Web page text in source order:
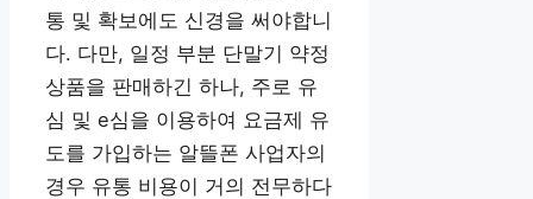
통 및 확보에도 신경을 써야합니
다. 다만, 일정 부분 단말기 약정
상품을 판매하긴 하나, 주로 유
심 및 e심을 이용하여 요금제 유
도를 가입하는 알뜰폰 사업자의
경우 유통 비용이 거의 전무하다